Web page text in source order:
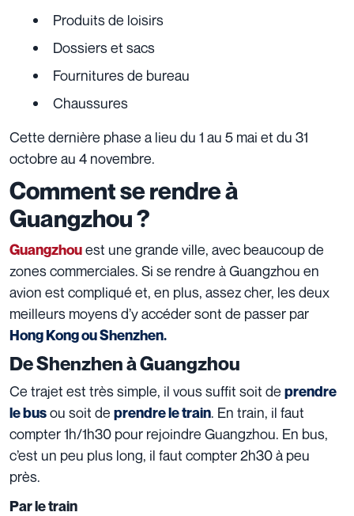
Produits de loisirs
Dossiers et sacs
Fournitures de bureau
Chaussures
Cette dernière phase a lieu du 1 au 5 mai et du 31
octobre au 4 novembre.
Comment se rendre à
Guangzhou ?
Guangzhouest une grande ville, avec beaucoup de
zones commerciales. Si se rendre à Guangzhou en
avion est compliqué et, en plus, assez cher, les deux
meilleurs moyens d’y accéder sont de passer par
Hong Kong ou Shenzhen.
De Shenzhen à Guangzhou
Ce trajet est très simple, il vous suffit soit de prendre
le busou soit de prendre le train. En train, il faut
compter 1h/1h30 pour rejoindre Guangzhou. En bus,
c’est un peu plus long, il faut compter 2h30 à peu
près.
Par le train